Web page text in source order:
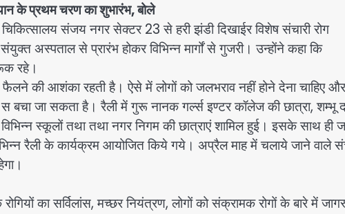
के प्रथम चरण का शुभारंभ, बोले
संजय नगर सेक्टर 23 से हरी झंडी दिखाईर विशेष संचारी रोग
अस्पताल से प्रारंभ होकर विभिन्न मार्गों से गुजरी। उन्होंने कहा कि
रहे।
फैलने की आशंका रहती है। ऐसे में लोगों को जलभराव नहीं होने देना चाहिए और
स बचा जा सकता है। रैली में गुरू नानक गर्ल्स इण्टर कॉलेज की छात्रा, शम्भू
स्कूलों तथा तथा नगर निगम की छात्राएं शामिल हुई। इसके साथ ही
रैली के कार्यक्रम आयोजित किये गये। अप्रैल माह में चलाये जाने वाले
का सर्विलांस, मच्छर नियंत्रण, लोगों को संक्रामक रोगों के बारे में